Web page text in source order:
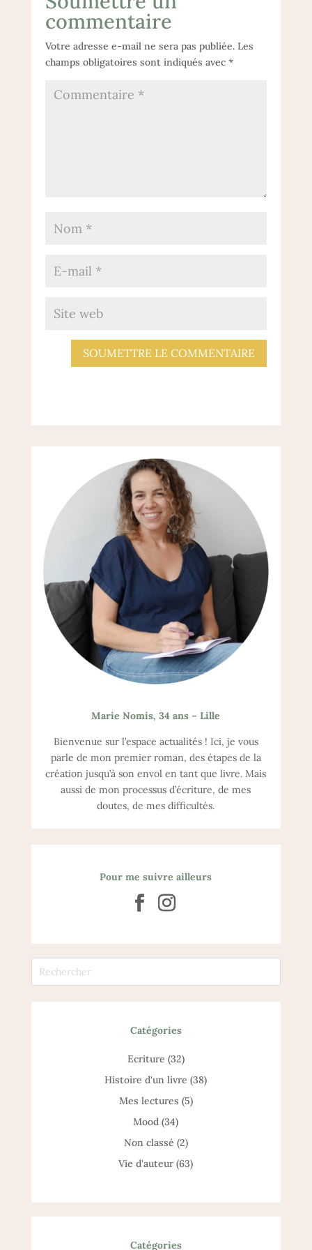
commentaire
Votre adresse e-mail ne sera pas publiée. Les
champs obligatoires sont indiqués avec *
SOUMETTRE LE COMMENTAIRE
Marie Nomis, 34 ans – Lille
Bienvenue sur l’espace actualités ! Ici, je vous
parle de mon premier roman, des étapes de la
création jusqu’à son envol en tant que livre. Mais
aussi de mon processus d’écriture, de mes
doutes, de mes difficultés.
Pour me suivre ailleurs
Catégories
Ecriture (32)
Histoire d'un livre (38)
Mes lectures (5)
Mood (34)
Non classé (2)
Vie d'auteur (63)
Catégories